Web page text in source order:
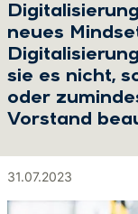
neues
sie es nicht,
oder
Vorstand
31.07.2023